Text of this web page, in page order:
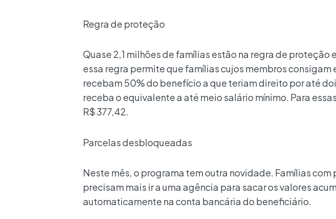
Regra de proteção
Quase 2,1 milhões de famílias estão na regra de proteção
essa regra permite que famílias cujos membros consigam
recebam 50% do benefício a que teriam direito por até
receba o equivalente a até meio salário mínimo. Para
R$ 377,42.
Parcelas desbloqueadas
Neste mês, o programa tem outra novidade. Famílias
precisam mais ir a uma agência para sacar os valores
automaticamente na conta bancária do beneficiário.